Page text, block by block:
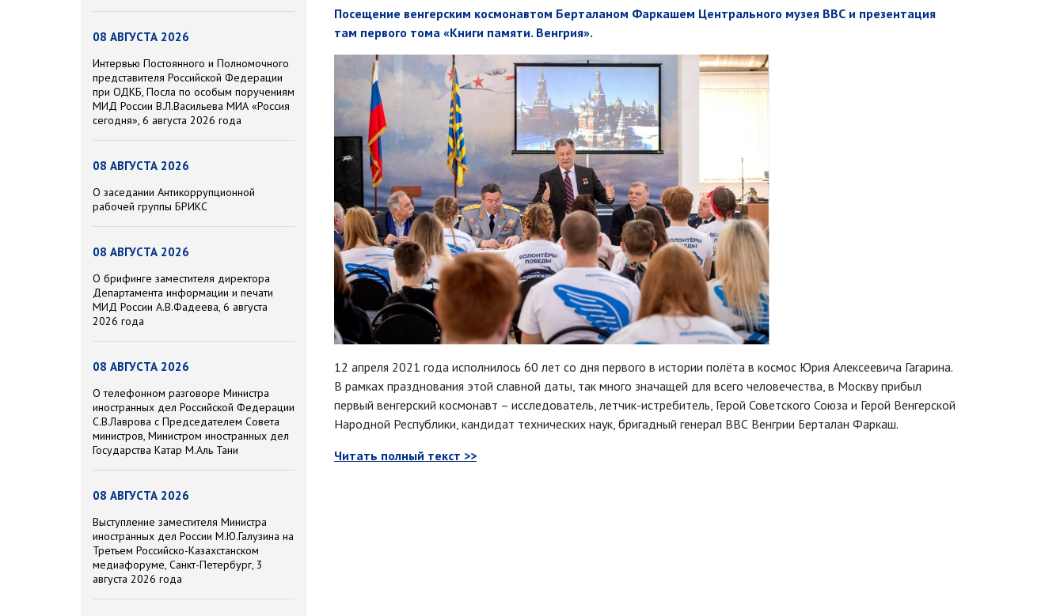
08 АВГУСТА 2026
Интервью Постоянного и Полномочного
представителя Российской Федерации
при ОДКБ, Посла по особым поручениям
МИД России В.Л.Васильева МИА «Россия
сегодня», 6 августа 2026 года
08 АВГУСТА 2026
О заседании Антикоррупционной
рабочей группы БРИКС
08 АВГУСТА 2026
О брифинге заместителя директора
Департамента информации и печати
МИД России А.В.Фадеева, 6 августа
2026 года
08 АВГУСТА 2026
О телефонном разговоре Министра
иностранных дел Российской Федерации
С.В.Лаврова с Председателем Совета
министров, Министром иностранных дел
Государства Катар М.Аль Тани
08 АВГУСТА 2026
Выступление заместителя Министра
иностранных дел России М.Ю.Галузина на
Третьем Российско-Казахстанском
медиафоруме, Санкт-Петербург, 3
августа 2026 года
Посещение венгерским космонавтом Берталаном Фаркашем Центрального музея ВВС и презентация
там первого тома «Книги памяти. Венгрия».
12 апреля 2021 года исполнилось 60 лет со дня первого в истории полёта в космос Юрия Алексеевича Гагарина.
В рамках празднования этой славной даты, так много значащей для всего человечества, в Москву прибыл
первый венгерский космонавт – исследователь, летчик-истребитель, Герой Советского Союза и Герой Венгерской
Народной Республики, кандидат технических наук, бригадный генерал ВВС Венгрии Берталан Фаркаш.
Читать полный текст >>